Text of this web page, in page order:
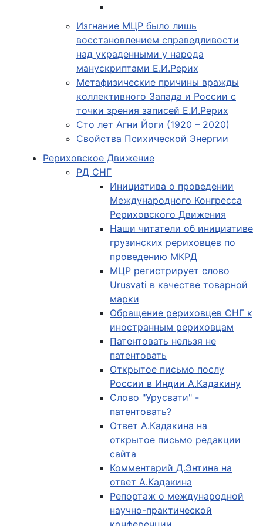
Изгнание МЦР было лишь
восстановлением справедливости
над украденными у народа
манускриптами Е.И.Рерих
Метафизические причины вражды
коллективного Запада и России с
точки зрения записей Е.И.Рерих
Сто лет Агни Йоги (1920 – 2020)
Свойства Психической Энергии
Рериховское Движение
РД СНГ
Инициатива о проведении
Международного Конгресса
Рериховского Движения
Наши читатели об инициативе
грузинских рериховцев по
проведению МКРД
МЦР регистрирует слово
Urusvati в качестве товарной
марки
Обращение рериховцев СНГ к
иностранным рериховцам
Патентовать нельзя не
патентовать
Открытое письмо послу
России в Индии А.Кадакину
Слово "Урусвати" -
патентовать?
Ответ А.Кадакина на
открытое письмо редакции
сайта
Комментарий Д.Энтина на
ответ А.Кадакина
Репортаж о международной
научно-практической